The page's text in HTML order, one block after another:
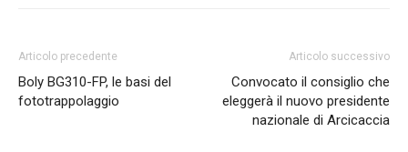
Articolo precedente
Boly BG310-FP, le basi del
fototrappolaggio
Articolo successivo
Convocato il consiglio che
eleggerà il nuovo presidente
nazionale di Arcicaccia